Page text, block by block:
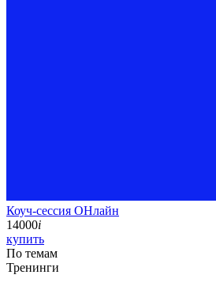
Коуч-сессия ОНлайн
14000i
купить
По темам
Тренинги